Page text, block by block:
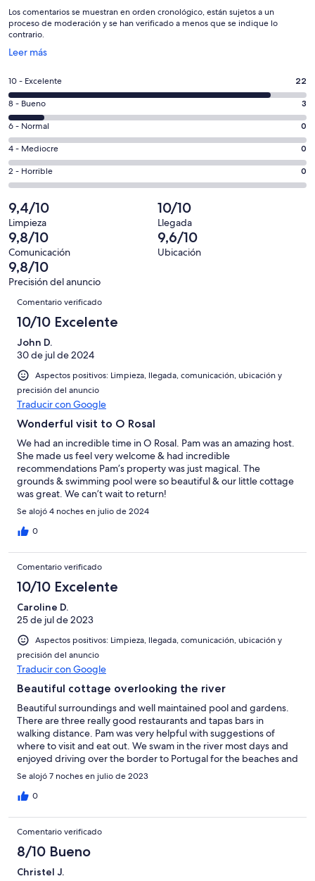
Los comentarios se muestran en orden cronológico, están sujetos a un
proceso de moderación y se han verificado a menos que se indique lo
contrario.
Leer más
Se
en
una
ventana
nueva
22
comentarios
de
un
total
de
25
con
una
puntuación
de
10
-
Excelente
10 - Excelente 22
3
comentarios
de
un
total
de
con
una
puntuación
de
8
-
Bueno
8 - Bueno 3
0
comentarios
de
un
total
de
25
con
una
puntuación
de
6
Normal
6 - Normal 0
0
comentarios
de
total
de
25
con
una
puntuación
de
Mediocre
4 - Mediocre 0
0
comentarios
de
un
total
de
25
con
puntuación
de
Horrible
2 - Horrible 0
9,4/10
Limpieza
10/10
Llegada
9,8/10
Comunicación
9,6/10
Ubicación
9,8/10
Precisión del anuncio
Comentarios
Comentario verificado
10/10 Excelente
John D.
30 de jul de 2024
Aspectos positivos: Limpieza, llegada, comunicación, ubicación y
precisión del anuncio
Traducir con Google
Wonderful visit to O Rosal
We had an incredible time in O Rosal. Pam was an amazing host.
She made us feel very welcome & had incredible
recommendations Pam’s property was just magical. The
grounds & swimming pool were so beautiful & our little cottage
was great. We can’t wait to return!
Se alojó 4 noches en julio de 2024
0
Comentario verificado
10/10 Excelente
Caroline D.
25 de jul de 2023
Aspectos positivos: Limpieza, llegada, comunicación, ubicación y
precisión del anuncio
Traducir con Google
Beautiful cottage overlooking the river
Beautiful surroundings and well maintained pool and gardens.
There are three really good restaurants and tapas bars in
walking distance. Pam was very helpful with suggestions of
where to visit and eat out. We swam in the river most days and
enjoyed driving over the border to Portugal for the beaches and
market. A very relaxing holiday.
Se alojó 7 noches en julio de 2023
0
Comentario verificado
8/10 Bueno
Christel J.